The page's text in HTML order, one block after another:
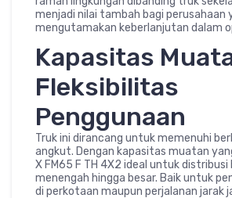
menjadi nilai tambah bagi perusahaan
mengutamakan keberlanjutan dalam
Kapasitas
Fleksibilitas
Penggunaan
Truk ini dirancang untuk memenuhi
angkut. Dengan kapasitas muatan
X FM65 F TH 4X2 ideal untuk distribusi
menengah hingga besar. Baik untuk
di perkotaan maupun perjalanan jarak